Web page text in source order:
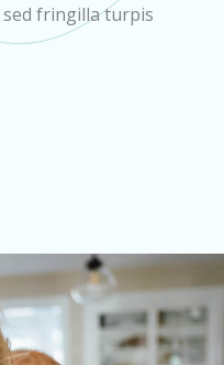
fringilla turpis